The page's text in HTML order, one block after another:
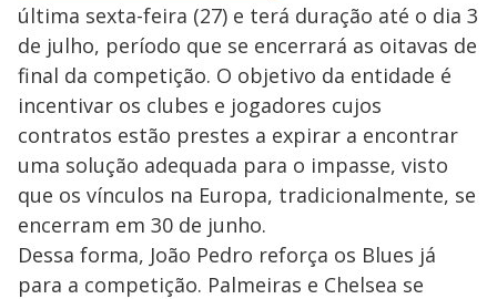
última sexta-feira (27) e terá duração até o dia 3
de julho, período que se encerrará as oitavas de
final da competição. O objetivo da entidade é
incentivar os clubes e jogadores cujos
contratos estão prestes a expirar a encontrar
uma solução adequada para o impasse, visto
que os vínculos na Europa, tradicionalmente, se
encerram em 30 de junho.
Dessa forma, João Pedro reforça os Blues já
para a competição. Palmeiras e Chelsea se